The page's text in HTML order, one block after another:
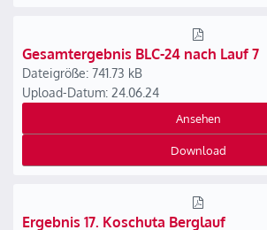
Gesamtergebnis BLC-24 nach Lauf 7
Dateigröße: 741.73 kB
Upload-Datum: 24.06.24
Ansehen
Download
Ergebnis 17. Koschuta Berglauf